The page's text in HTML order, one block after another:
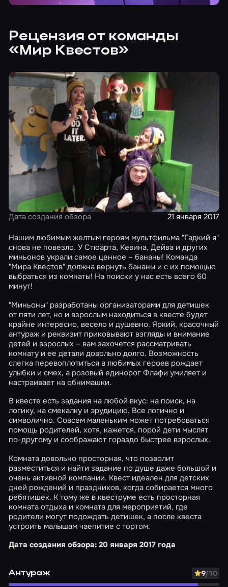
Рецензия от команды
«Мир Квестов»
Дата создания обзора 21 января 2017
Нашим любимым желтым героям мультфильма "Гадкий я"
снова не повезло. У Стюарта, Кевина, Дейва и других
миньонов украли самое ценное – бананы! Команда
"Мира Квестов" должна вернуть бананы и с их помощью
выбраться из комнаты! На поиски у нас есть всего 60
минут!
"Миньоны" разработаны организаторами для детишек
от пяти лет, но и взрослым находиться в квесте будет
крайне интересно, весело и душевно. Яркий, красочный
антураж и реквизит приковывают взгляды и внимание
детей и взрослых – вам захочется рассматривать
комнату и ее детали довольно долго. Возможность
слегка перевоплотиться в любимых героев рождает
улыбки и смех, а розовый единорог Флафи умиляет и
настраивает на обнимашки.
В квесте есть задания на любой вкус: на поиск, на
логику, на смекалку и эрудицию. Все логично и
символично. Совсем маленьким может потребоваться
помощь родителей, хотя, кажется, порой дети мыслят
по-другому и соображают гораздо быстрее взрослых.
Комната довольно просторная, что позволит
разместиться и найти задание по душе даже большой и
очень активной компании. Квест идеален для детских
дней рождений и праздников, когда собирается много
ребятишек. К тому же в квеструме есть просторная
комната отдыха и комната для мероприятий, где
родители могут подождать детишек, а после квеста
устроить малышам чаепитие с тортом.
Дата создания обзора: 20 января 2017 года
Антураж 9/10